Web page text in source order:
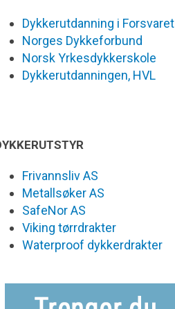
Dykkerutdanning i Forsvaret
Norges Dykkeforbund
Norsk Yrkesdykkerskole
Dykkerutdanningen, HVL
Frivannsliv AS
Metallsøker AS
SafeNor AS
Viking tørrdrakter
Waterproof dykkerdrakter